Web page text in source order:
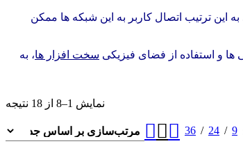
این ترتیب اتصال کاربر به این شبکه ها ممکن
سخت افزار ها، به
نمایش 1–8 از 18 نتیجه
9
24
36